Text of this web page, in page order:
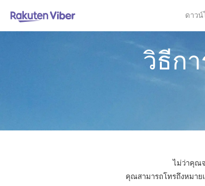
ดาว
วิธีก
ไม่ว่าคุณ
คุณสามารถโทรถึงหมาย